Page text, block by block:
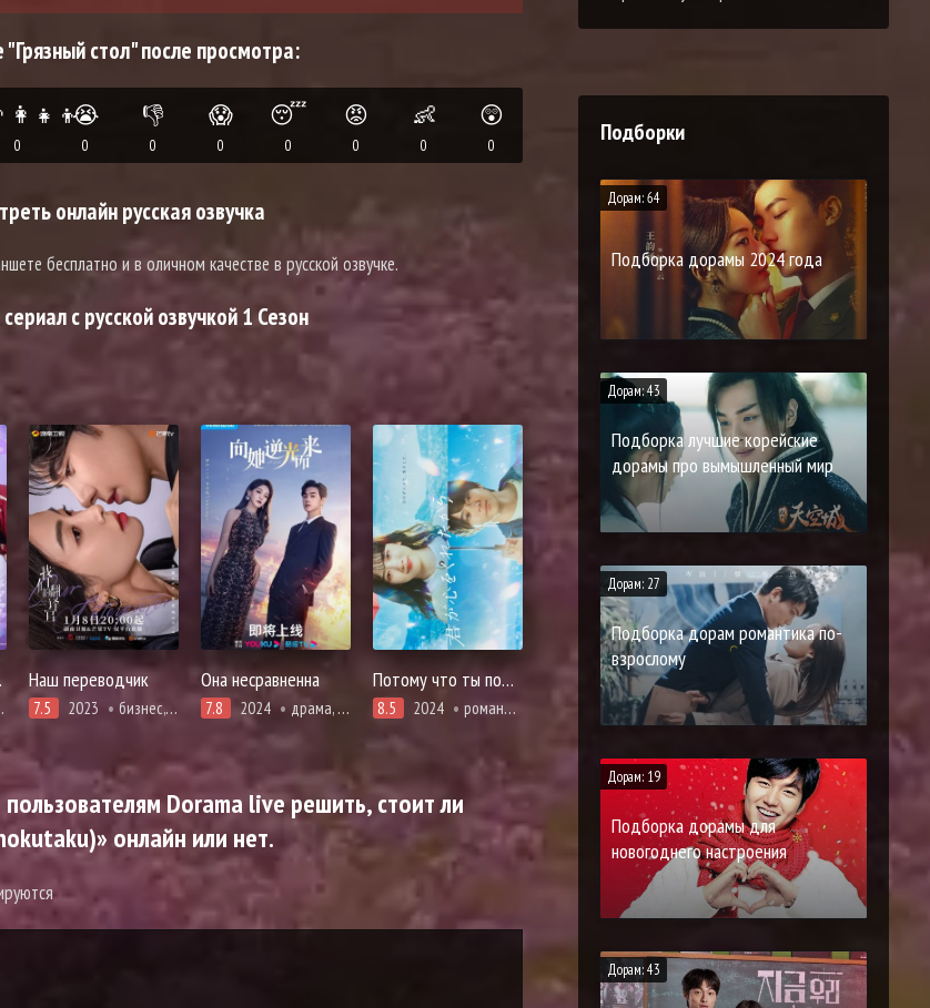
стол" после просмотра:
0
😭
0
👎
0
😱
0
😴
0
😡
0
👶
0
😲
0
онлайн русская озвучка
бесплатно и в оличном качестве в русской озвучке.
с русской озвучкой 1 Сезон
Наш переводчик
7.5 2023 бизнес, драма, повседневность, романтика
Она несравненна
7.8 2024 драма, романтика
Потому что ты подарил мне своё сердце
8.5 2024 романтика, фэнтези
Dorama live решить, стоит ли
онлайн или нет.
Подборки
Дорам: 64
Подборка дорамы 2024 года
Дорам: 43
Подборка лучшие корейские
дорамы про вымышленный мир
Дорам: 27
Подборка дорам романтика по-
взрослому
Дорам: 19
Подборка дорамы для
новогоднего настроения
Дорам: 43